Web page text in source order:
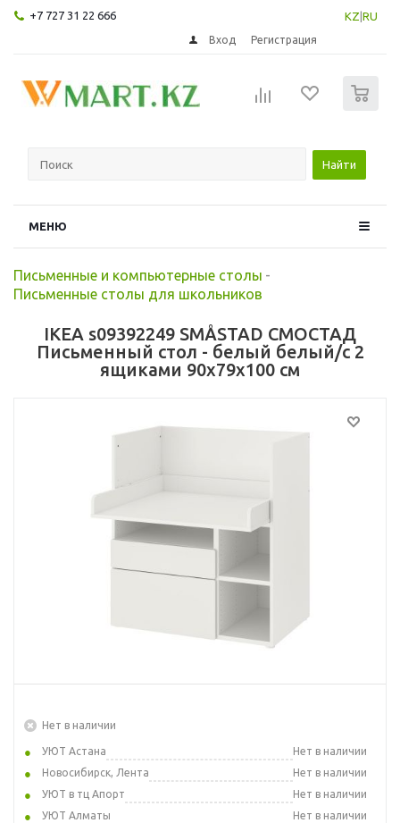
+7 727 31 22 666 KZ RU
Вход Регистрация
Найти
МЕНЮ
Письменные и компьютерные столы -
Письменные столы для школьников
IKEA s09392249 SMÅSTAD СМОСТАД
Письменный стол - белый белый/с 2
ящиками 90x79x100 см
Нет в наличии
УЮТ Астана
Нет в наличии
Новосибирск, Лента
Нет в наличии
УЮТ в тц Апорт
Нет в наличии
УЮТ Алматы
Нет в наличии